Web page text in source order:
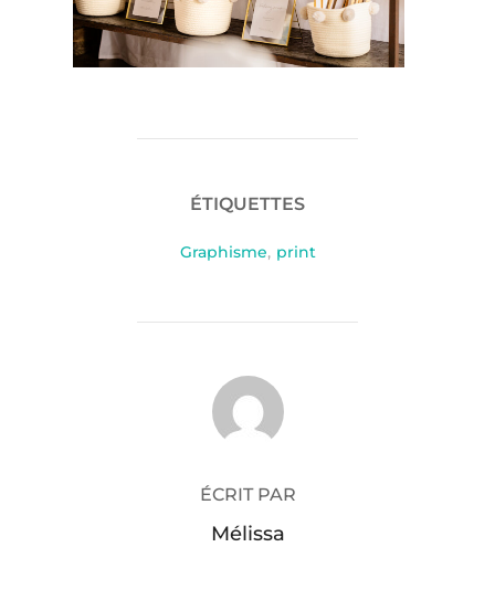
ÉTIQUETTES
Graphisme, print
AUTEUR DE LA PUBLICATION
ÉCRIT PAR
Mélissa